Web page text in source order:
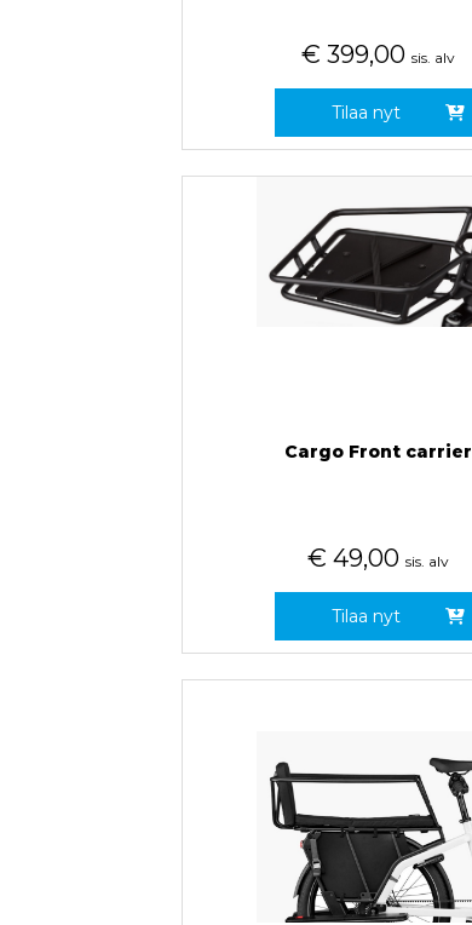
€ 399,00 sis. alv
Tilaa nyt
Cargo Front carrier
€ 49,00 sis. alv
Tilaa nyt